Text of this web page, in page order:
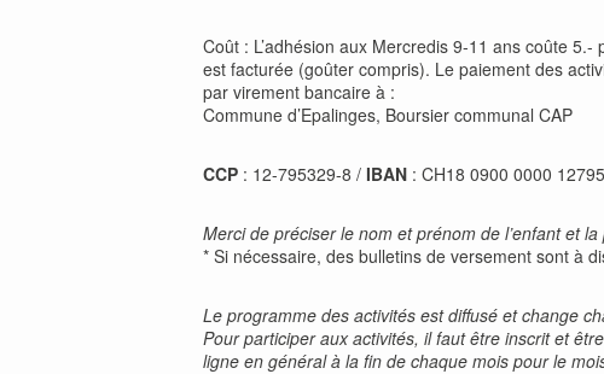
Coût : L’adhésion aux Mercredis 9-11 ans coûte
est facturée (goûter compris). Le paiement des
par virement bancaire à :
Commune d’Epalinges, Boursier communal CAP
CCP : 12-795329-8 / IBAN : CH18 0900 0000
Merci de préciser le nom et prénom de l’enfant et
* Si nécessaire, des bulletins de versement sont à
Le programme des activités est diffusé et change
Pour participer aux activités, il faut être inscrit et
ligne en général à la fin de chaque mois pour le